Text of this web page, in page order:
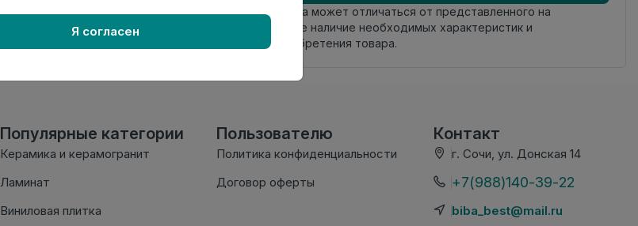
Внимание! Внешний вид товара может отличаться от представленного на
настоящем сайте. Проверяйте наличие необходимых характеристик и
комплектации в момент приобретения товара.
Популярные категории
Керамика и керамогранит
Ламинат
Виниловая плитка
Пользователю
Политика конфиденциальности
Договор оферты
Контакт
г. Сочи, ул. Донская 14
+7(988)140-39-22
biba_best@mail.ru
Я согласен